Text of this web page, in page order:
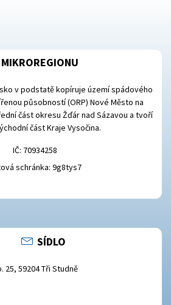
v podstatě kopíruje území spádového
působností (ORP) Nové Město na
část okresu Žďár nad Sázavou a tvoří
část Kraje Vysočina.
IČ: 70934258
schránka: 9g8tys7
SÍDLO
25, 59204 Tři Studně